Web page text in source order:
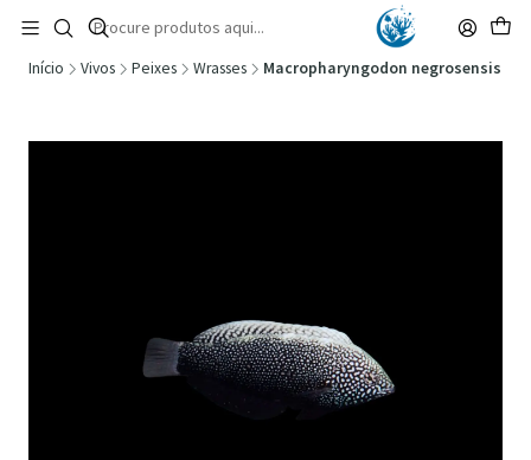
🚚 Portugal Continental: Portes Grátis desde 149,90€ (Envio extresso: 14,90€)
Ler mais
Início Vivos Peixes Wrasses Macropharyngodon negrosensis